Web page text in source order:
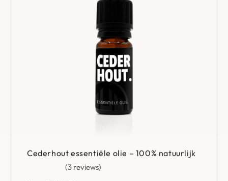
Cederhout essentiële olie – 100% natuurlijk
3 reviews